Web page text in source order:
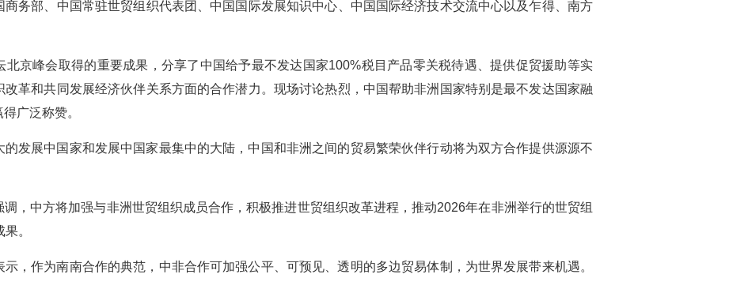
务部、中国常驻世贸组织代表团、中国国际发展知识中心、中国国际经济技术交流中心以及乍得、南方
北京峰会取得的重要成果，分享了中国给予最不发达国家100%税目产品零关税待遇、提供促贸援助等实
革和共同发展经济伙伴关系方面的合作潜力。现场讨论热烈，中国帮助非洲国家特别是最不发达国家融
广泛称赞。
发展中国家和发展中国家最集中的大陆，中国和非洲之间的贸易繁荣伙伴行动将为双方合作提供源源不
，中方将加强与非洲世贸组织成员合作，积极推进世贸组织改革进程，推动2026年在非洲举行的世贸组
。
，作为南南合作的典范，中非合作可加强公平、可预见、透明的多边贸易体制，为世界发展带来机遇。